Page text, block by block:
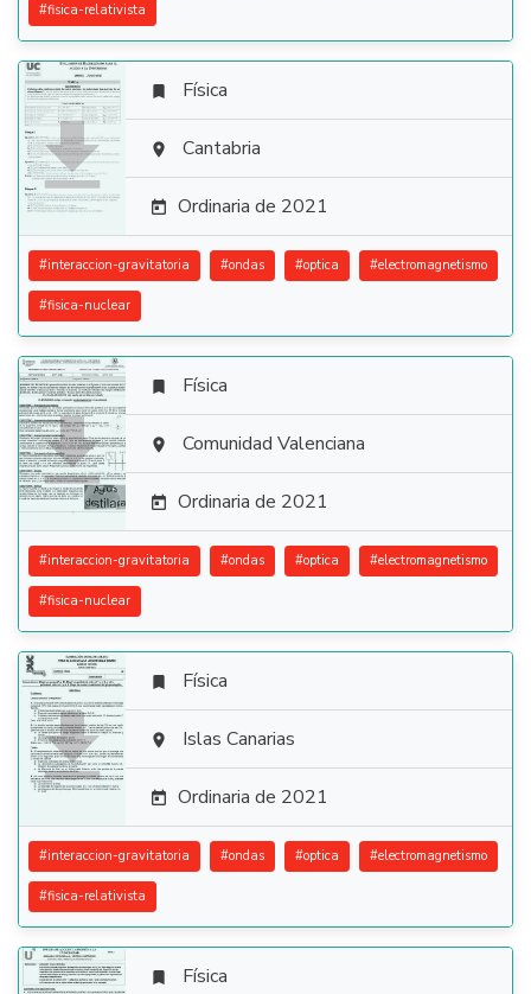
#fisica-relativista

 Física
 Cantabria
 Ordinaria de 2021
#interaccion-gravitatoria #ondas #optica #electromagnetismo
#fisica-nuclear

 Física
 Comunidad Valenciana
 Ordinaria de 2021
#interaccion-gravitatoria #ondas #optica #electromagnetismo
#fisica-nuclear

 Física
 Islas Canarias
 Ordinaria de 2021
#interaccion-gravitatoria #ondas #optica #electromagnetismo
#fisica-relativista
 Física